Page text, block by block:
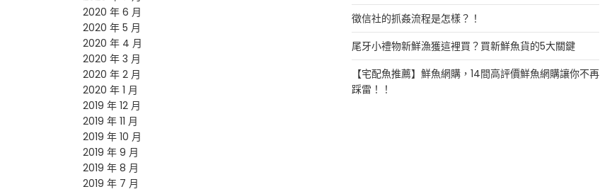
2020 年 6 月
2020 年 5 月
2020 年 4 月
2020 年 3 月
2020 年 2 月
2020 年 1 月
2019 年 12 月
2019 年 11 月
2019 年 10 月
2019 年 9 月
2019 年 8 月
2019 年 7 月
徵信社的抓姦流程是怎樣？！
尾牙小禮物新鮮漁獲這裡買？買新鮮魚貨的5大關鍵
【宅配魚推薦】鮮魚網購，14間高評價鮮魚網購讓你不再
踩雷！！